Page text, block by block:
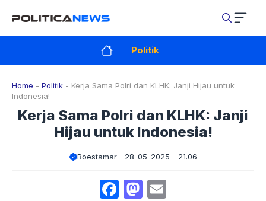
isi
Politik
Home - Politik - Kerja Sama Polri dan KLHK: Janji Hijau untuk
Indonesia!
Kerja Sama Polri dan KLHK: Janji
Hijau untuk Indonesia!
Roestamar 28-05-2025 - 21.06
Facebook
Mastodon